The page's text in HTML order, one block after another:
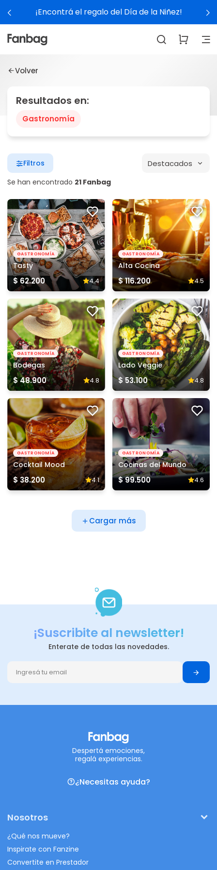
¡Encontrá el regalo del Día de la Niñez!
Volver
Resultados en:
Gastronomía
Se han encontrado 21 Fanbag
Filtros Destacados
GASTRONOMÍA
Tasty
$ 62.200 4.4
GASTRONOMÍA
Alta Cocina
$ 116.200 4.5
GASTRONOMÍA
Bodegas
$ 48.900 4.8
GASTRONOMÍA
Lado Veggie
$ 53.100 4.8
GASTRONOMÍA
Cocktail Mood
$ 38.200 4.1
GASTRONOMÍA
Cocinas del Mundo
$ 99.500 4.6
Cargar más
¡Suscribite al newsletter!
Enterate de todas las novedades.
Despertá emociones,
regalá experiencias.
¿Necesitas ayuda?
Nosotros
¿Qué nos mueve?
Inspirate con Fanzine
Convertite en Prestador